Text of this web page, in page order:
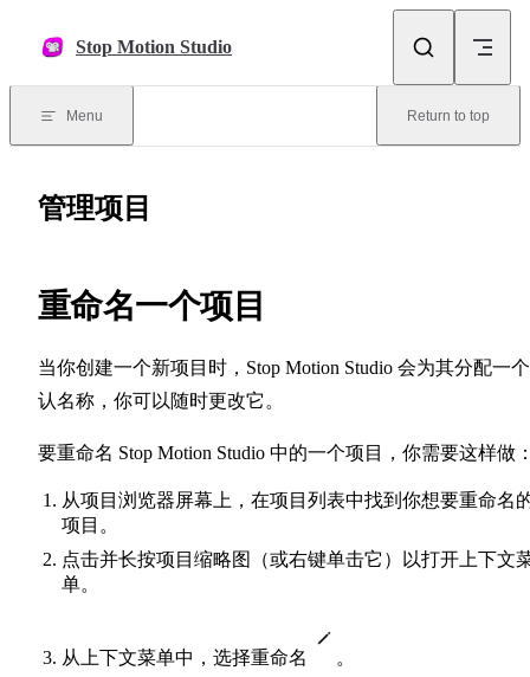
Stop Motion Studio
Menu Return to top
管理项目
重命名一个项目
当你创建一个新项目时，Stop Motion Studio 会为其分配一
认名称，你可以随时更改它。
要重命名 Stop Motion Studio 中的一个项目，你需要这样做
从项目浏览器屏幕上，在项目列表中找到你想要重命名
项目。
点击并长按项目缩略图（或右键单击它）以打开上下文
单。
从上下文菜单中，选择重命名
。